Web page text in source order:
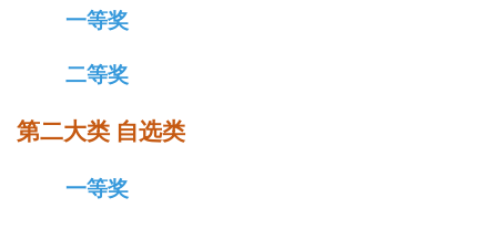
一等奖
二等奖
第二大类 自选类
一等奖